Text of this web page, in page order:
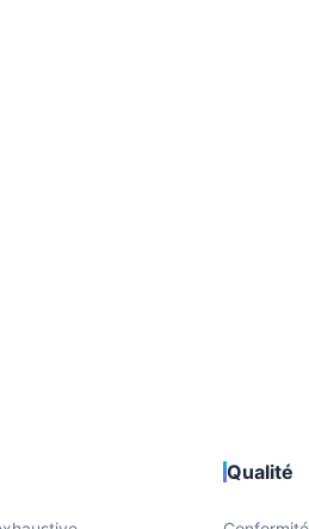
Qualité